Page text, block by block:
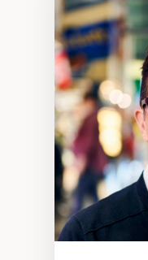
Expertises
Santé
Femme en
Innovation
Inégalités
Migration
Santé de